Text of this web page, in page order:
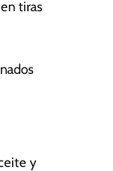
tiras
y